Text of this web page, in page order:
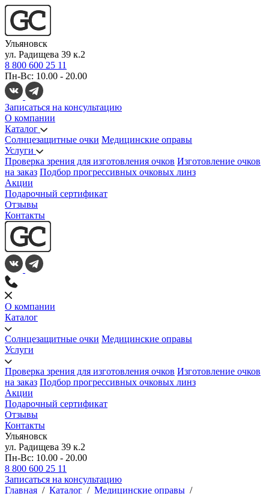
Ульяновск
ул. Радищева 39 к.2
8 800 600 25 11
Пн-Вс: 10.00 - 20.00
Записаться на консультацию
О компании
Каталог
Солнцезащитные очки Медицинские оправы
Услуги
Проверка зрения для изготовления очков Изготовление очков
на заказ Подбор прогрессивных очковых линз
Акции
Подарочный сертификат
Отзывы
Контакты
О компании
Каталог
Солнцезащитные очки Медицинские оправы
Услуги
Проверка зрения для изготовления очков Изготовление очков
на заказ Подбор прогрессивных очковых линз
Акции
Подарочный сертификат
Отзывы
Контакты
Ульяновск
ул. Радищева 39 к.2
Пн-Вс: 10.00 - 20.00
8 800 600 25 11
Записаться на консультацию
Главная / Каталог / Медицинские оправы /